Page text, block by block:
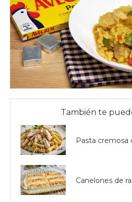
También te
Pasta cremosa
Canelones de